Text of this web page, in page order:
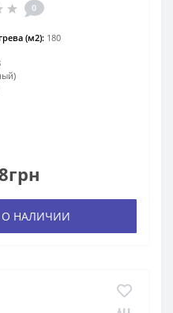
0
(м2): 180
НАЛИЧИИ